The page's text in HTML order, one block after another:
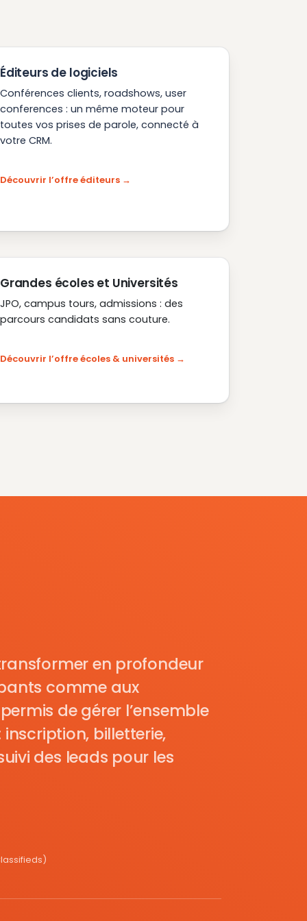
Éditeurs de logiciels
Conférences clients, roadshows, user
conferences : un même moteur pour
toutes vos prises de parole, connecté à
votre CRM.
Découvrir l’offre éditeurs
Grandes écoles et Universités
JPO, campus tours, admissions : des
parcours candidats sans couture.
Découvrir l’offre écoles & universités
en profondeur
comme aux
de gérer l’ensemble
billetterie,
des leads pour les